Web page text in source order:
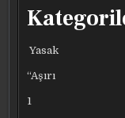
Yasak
“Aşırı
1